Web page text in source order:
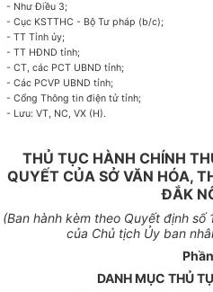
- Như Điều 3;
-Cục KSTTHC - Bộ Tư pháp (b/c);
-TT Tỉnh ủy;
-TT HĐND tỉnh;
-CT, các PCT UBND tỉnh;
-Các PCVP UBND tỉnh;
-Cổng Thông tin điện tử tỉnh;
- Lưu: VT, NC,VX (H).
THỦ TỤC HÀNH CHÍNH
QUYẾT CỦA SỞ VĂN HÓA,
ĐẮK
(Ban hành kèm theo Quyết định số
của Chủ tịch Ủy ban
Phầ
DANH MỤC THỦ